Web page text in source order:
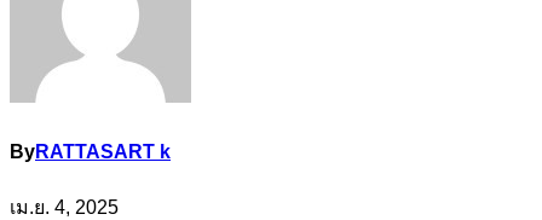
ByRATTASART k
เม.ย. 4, 2025